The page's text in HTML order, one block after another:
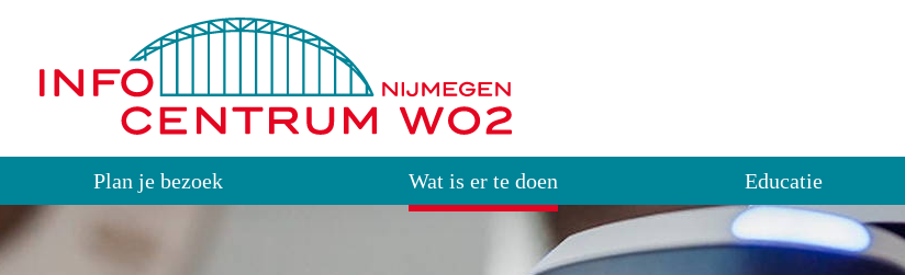
Plan je bezoek Wat is er te doen Educatie